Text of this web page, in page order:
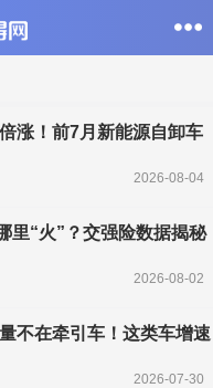
涨！前7月新能源自卸车
2026-08-04
里“火”？交强险数据揭秘
2026-08-02
不在牵引车！这类车增速
2026-07-30